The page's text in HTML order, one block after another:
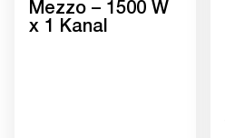
Mezzo – 1500 W
x 1 Kanal